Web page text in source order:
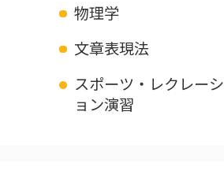
物理学
文章表現法
スポーツ・レクレーシ
ョン演習